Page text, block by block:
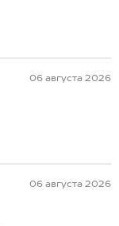
06 августа 2026
06 августа 2026